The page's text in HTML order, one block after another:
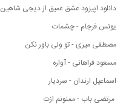
دانلود اپیزود عشق عمیق از دیجی شاهین
یونس فرجام - چشمات
مصطفی میری - تو ولی باور نکن
مسعود فراهانی - آواره
اسماعیل ارندان - سردیار
مرتضی باب - ممنونم ازت